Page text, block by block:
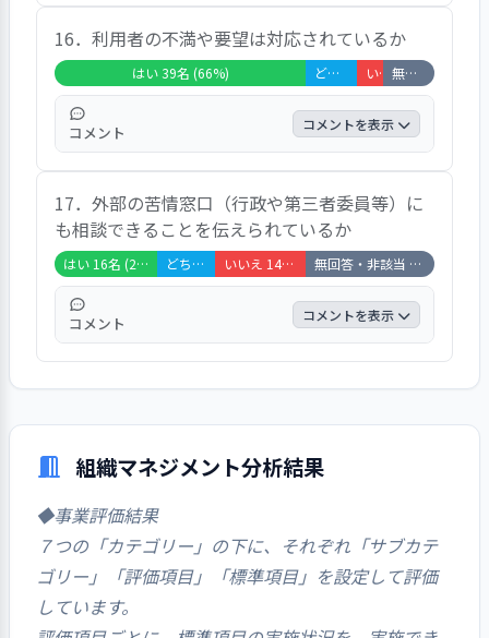
「毎日アプリで配信していただきとても楽し
みに拝見しています。日々の写真もぜひ販売
いただきたいです。ご検討お願いします。幼
児組になり申し送りが無い事が多いです。」
などのご意見があり、６６％の保護者が「は
い」、２９％の保護者が「どちらともいえな
い」、５％の保護者が「いいえ」と回答して
います。
16．利用者の不満や要望は対応されているか
はい 39名 (66%) どちらともいえない 8名 (14%) いいえ 4名 (7%) 無回答・非該当 8名 (14%)
コメント コメントを表示
「お忙しい中、いつも大変丁寧に対応いただ
いております。不満を感じた事がありませ
ん。先生によって対応が異なりすぎます。行
事が少ない保育園の為、増やしてほしい旨を
伝えても「保育園の方針」と対応して貰えな
い。」などのご意見があり、６６％の保護者
が「はい」、１４％の保護者が「どちらとも
いえない」、７％の保護者が「いいえ」、１
４％の保護者が「非該当」と回答していま
17．外部の苦情窓口（行政や第三者委員等）に
も相談できることを伝えられているか
はい 16名 (27%) どちらともいえない 9名 (15%) いいえ 14名 (24%) 無回答・非該当 20名 (34%)
コメント コメントを表示
「時々、区からのそういった紙を配っている
気がします。聞いた事がありません。パンフ
レットや掲示板を見て知りました。利用した
２７％の保護者が「はい」、１５％の保護者
が「どちらともいえない」、２４％の保護者
が「いいえ」、３４％の保護者が「非該当」
と回答しています。
組織マネジメント分析結果
◆事業評価結果
７つの「カテゴリー」の下に、それぞれ「サブカテ
ゴリー」「評価項目」「標準項目」を設定して評価
しています。